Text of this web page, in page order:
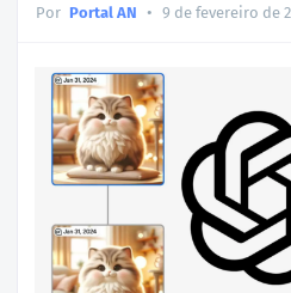
Por Portal AN • 9 de fevereiro de